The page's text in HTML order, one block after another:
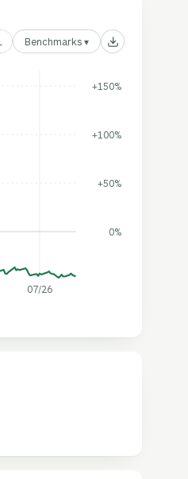
Benchmarks ▾
0%
+50%
+100%
+150%
07/26